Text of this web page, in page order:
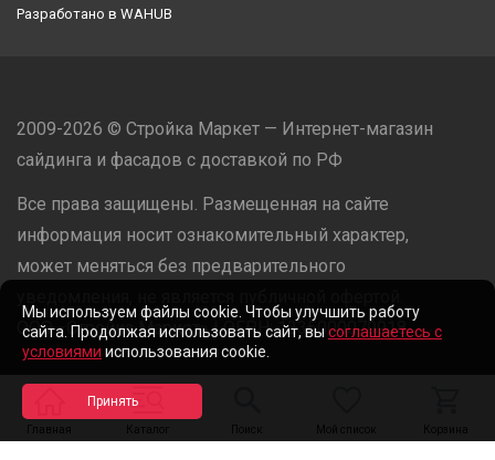
Главная Каталог Поиск Мой список Корзина
Разработано в WAHUB
2009-2026 © Стройка Маркет — Интернет-магазин
сайдинга и фасадов с доставкой по РФ
Все права защищены. Размещенная на сайте
информация носит ознакомительный характер,
может меняться без предварительного
ООО «Стройка Маркет» | ОГРН: 1235000079918
Разработано в
Мы используем файлы cookie. Чтобы улучшить работу
сайта. Продолжая использовать сайт, вы соглашаетесь с
условиями использования cookie.